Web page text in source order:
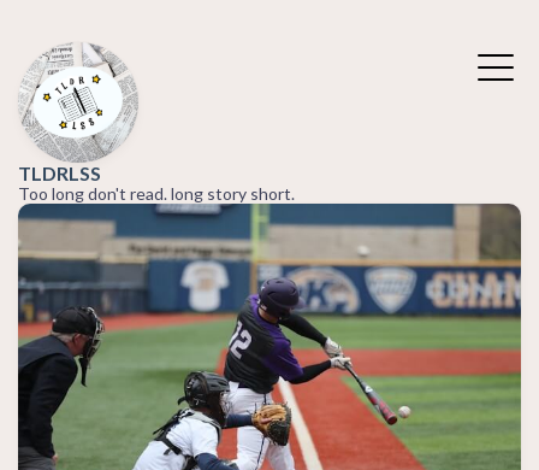
TLDRLSS
Too long don't read. long story short.